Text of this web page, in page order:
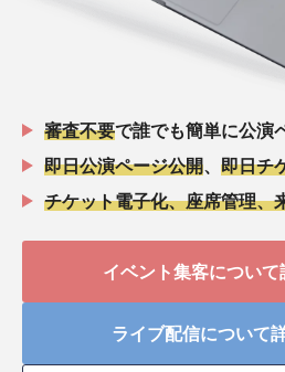
審査不要で誰でも簡単に公演
即日公演ページ公開
即日チ
チケット電子化、座席管理、
イベント集客について
ライブ配信について